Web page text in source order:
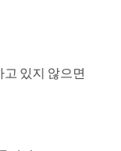
있지 않으면